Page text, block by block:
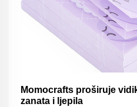
Momocrafts proširuje
zanata i ljepila